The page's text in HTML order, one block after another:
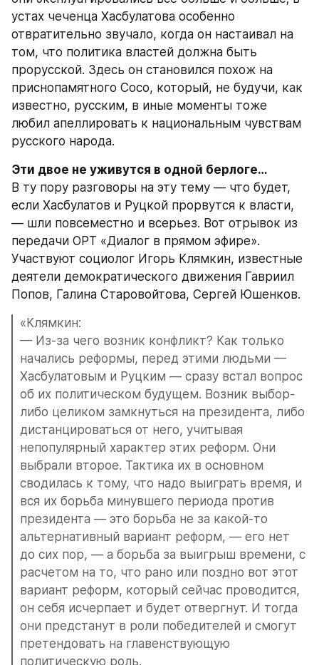
устах чеченца Хасбулатова особенно
отвратительно звучало, когда он настаивал на
том, что политика властей должна быть
прорусской. Здесь он становился похож на
приснопамятного Сосо, который, не будучи, как
известно, русским, в иные моменты тоже
любил апеллировать к национальным чувствам
русского народа.
Эти двое не уживутся в одной берлоге…
В ту пору разговоры на эту тему — что будет,
если Хасбулатов и Руцкой прорвутся к власти,
— шли повсеместно и всерьез. Вот отрывок из
передачи ОРТ «Диалог в прямом эфире».
Участвуют социолог Игорь Клямкин, известные
деятели демократического движения Гавриил
Попов, Галина Старовойтова, Сергей Юшенков.
«Клямкин:
— Из-за чего возник конфликт? Как только
начались реформы, перед этими людьми —
Хасбулатовым и Руцким — сразу встал вопрос
об их политическом будущем. Возник выбор-
либо целиком замкнуться на президента, либо
дистанцироваться от него, учитывая
непопулярный характер этих реформ. Они
выбрали второе. Тактика их в основном
сводилась к тому, что надо выиграть время, и
вся их борьба минувшего периода против
президента — это борьба не за какой-то
альтернативный вариант реформ, — его нет
до сих пор, — а борьба за выигрыш времени, с
расчетом на то, что рано или поздно вот этот
вариант реформ, который сейчас проводится,
он себя исчерпает и будет отвергнут. И тогда
они предстанут в роли победителей и смогут
претендовать на главенствующую
политическую роль.